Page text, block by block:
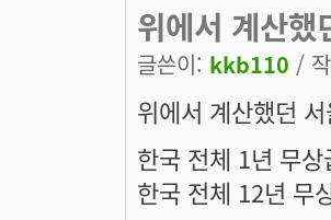
위에서 계산
글쓴이: kkb110 /
위에서 계산했던
한국 전체 1년 무
한국 전체 12년 무